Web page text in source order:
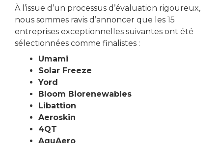
À l’issue d’un processus d’évaluation rigoureux,
nous sommes ravis d’annoncer que les 15
entreprises exceptionnelles suivantes ont été
sélectionnées comme finalistes :
Umami
Solar Freeze
Yord
Bloom Biorenewables
Libattion
Aeroskin
4QT
AquAero